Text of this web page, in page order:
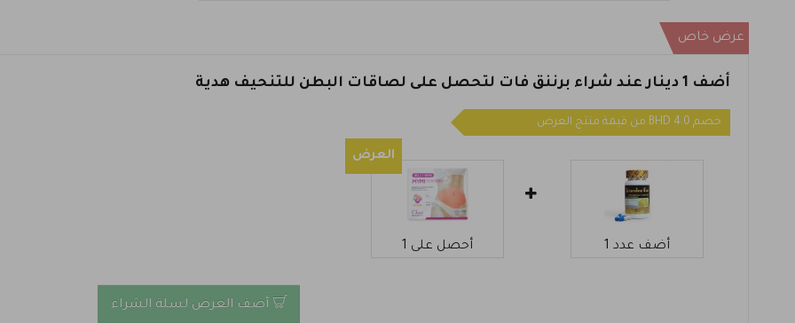
عرض خاص
أضف 1 دينار عند شراء برننق فات لتحصل على لصاقات البطن للتنحيف هدية
خصم 4.0 BHD من قيمة منتج العرض
أضف عدد 1 أحصل على 1
العرض
أضف العرض لسلة الشراء